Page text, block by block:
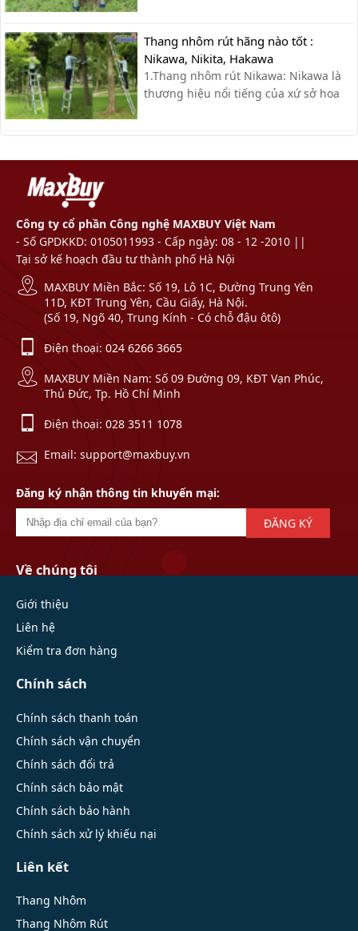
phải ai cũng có thể dễ [&hel...
Thang nhôm rút hãng nào tốt :
Nikawa, Nikita, Hakawa
1.Thang nhôm rút Nikawa: Nikawa là
thương hiệu nổi tiếng của xứ sở hoa
và tiên tiến bậc nhất từ Nhật Bản.
các dòng sản phẩm cao cấp như xe
Công ty cổ phần Công nghệ MAXBUY Việt Nam
- Số GPDKKD: 0105011993 - Cấp ngày: 08 - 12 -2010 ||
Tại sở kế hoạch đầu tư thành phố Hà Nội
MAXBUY Miền Bắc: Số 19, Lô 1C, Đường Trung Yên
11D, KĐT Trung Yên, Cầu Giấy, Hà Nội.
(Số 19, Ngõ 40, Trung Kính - Có chỗ đậu ôtô)
Điện thoại: 024 6266 3665
MAXBUY Miền Nam: Số 09 Đường 09, KĐT Vạn Phúc,
Thủ Đức, Tp. Hồ Chí Minh
Điện thoại: 028 3511 1078
Email: support@maxbuy.vn
Đăng ký nhận thông tin khuyến mại:
ĐĂNG KÝ
Về chúng tôi
Giới thiệu
Liên hệ
Kiểm tra đơn hàng
Chính sách
Chính sách thanh toán
Chính sách vận chuyển
Chính sách đổi trả
Chính sách bảo mật
Chính sách bảo hành
Chính sách xử lý khiếu nại
Liên kết
Thang Nhôm
Thang Nhôm Rút